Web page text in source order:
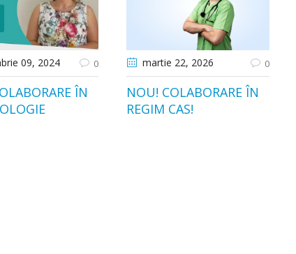
09, 2024 0
ÎN
martie 22, 2026 0
NOU! COLABORARE ÎN
REGIM CAS!